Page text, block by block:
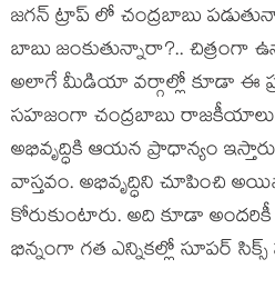
జగన్ ట్రాప్ లో చంద్ర‌బాబు
బాబు జంకుతున్నారా?.. చిత్రంగా
అలాగే మీడియా వర్గాల్లో కూడా ఈ
సహజంగా చంద్రబాబు
అభివృద్ధికి ఆయన ప్రాధాన్యం
వాస్త‌వం. అభివృద్ధిని చూపించి
కోరుకుంటారు. అది కూడా
భిన్నంగా గత ఎన్నికల్లో సూపర్